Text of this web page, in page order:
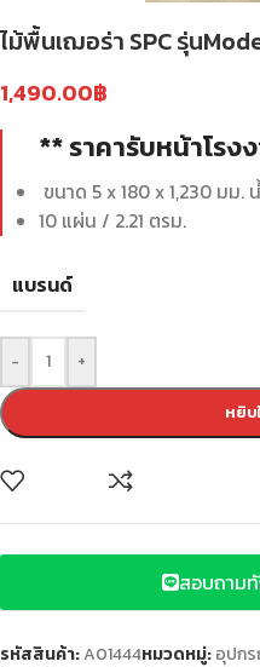
ไม้พื้นเฌอร่า SPC รุ่น
1,490.00฿
** ราคารับหน้าโร
ขนาด 5 x 180 x 1,230 มม.
10 แผ่น / 2.21 ตรม.
แบรนด์
- +
หยิบ
สอบถาม
รหัสสินค้า:A01444หมวดหมู่:อุปก